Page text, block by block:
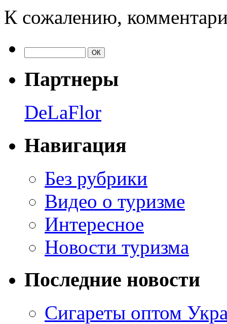
К сожалению,
Партнеры
DeLaFlor
Навигация
Без рубрики
Видео о туризме
Интересное
Новости туризма
Последние новости
Сигареты оптом